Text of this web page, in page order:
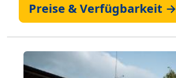
Preise & Verfügbarkeit →